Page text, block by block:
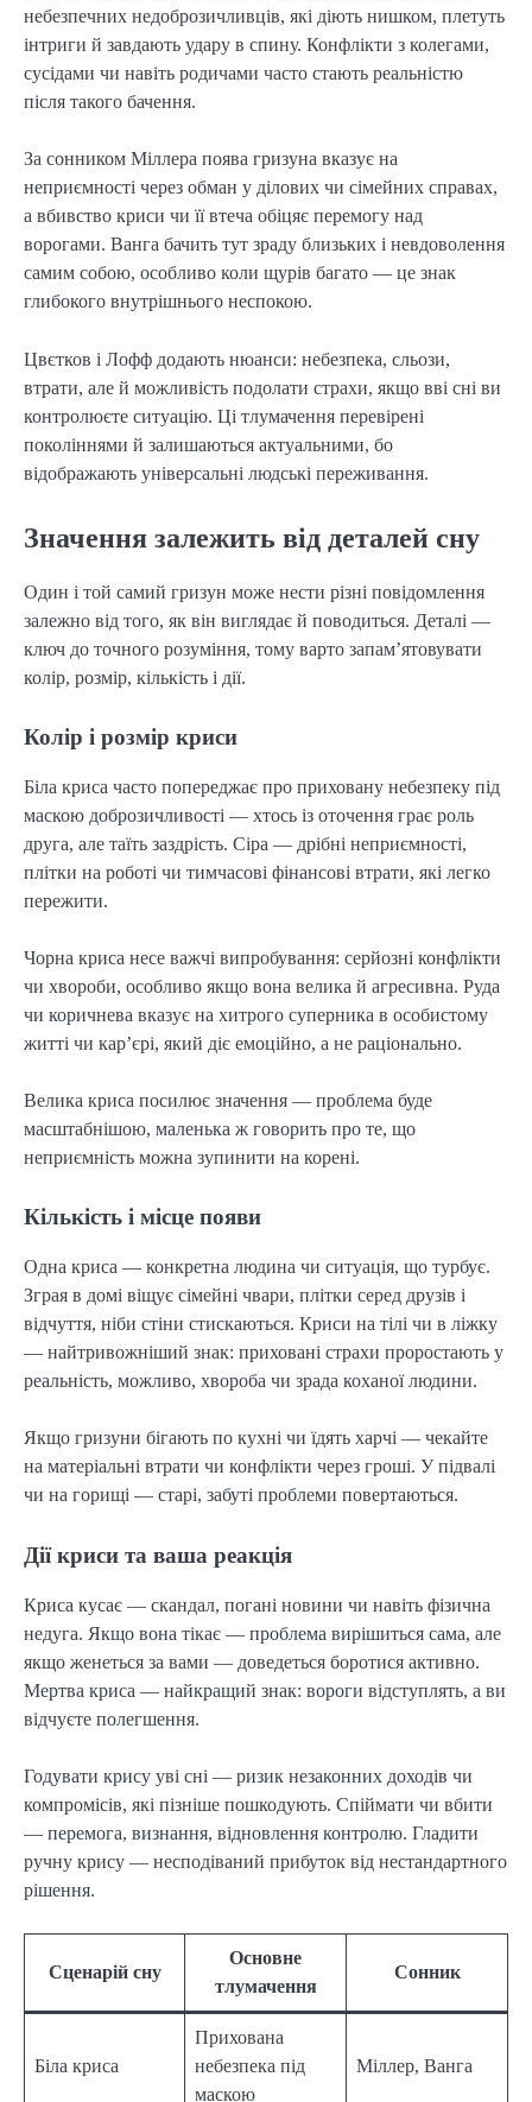
небезпечних недоброзичливців, які діють нишком, плетуть
інтриги й завдають удару в спину. Конфлікти з колегами,
сусідами чи навіть родичами часто стають реальністю
після такого бачення.
За сонником Міллера поява гризуна вказує на
неприємності через обман у ділових чи сімейних справах,
а вбивство криси чи її втеча обіцяє перемогу над
ворогами. Ванга бачить тут зраду близьких і невдоволення
самим собою, особливо коли щурів багато — це знак
глибокого внутрішнього неспокою.
Цвєтков і Лофф додають нюанси: небезпека, сльози,
втрати, але й можливість подолати страхи, якщо вві сні ви
контролюєте ситуацію. Ці тлумачення перевірені
поколіннями й залишаються актуальними, бо
відображають універсальні людські переживання.
Значення залежить від деталей сну
Один і той самий гризун може нести різні повідомлення
залежно від того, як він виглядає й поводиться. Деталі —
ключ до точного розуміння, тому варто запам’ятовувати
колір, розмір, кількість і дії.
Колір і розмір криси
Біла криса часто попереджає про приховану небезпеку під
маскою доброзичливості — хтось із оточення грає роль
друга, але таїть заздрість. Сіра — дрібні неприємності,
плітки на роботі чи тимчасові фінансові втрати, які легко
пережити.
Чорна криса несе важчі випробування: серйозні конфлікти
чи хвороби, особливо якщо вона велика й агресивна. Руда
чи коричнева вказує на хитрого суперника в особистому
житті чи кар’єрі, який діє емоційно, а не раціонально.
Велика криса посилює значення — проблема буде
масштабнішою, маленька ж говорить про те, що
неприємність можна зупинити на корені.
Кількість і місце появи
Одна криса — конкретна людина чи ситуація, що турбує.
Зграя в домі віщує сімейні чвари, плітки серед друзів і
відчуття, ніби стіни стискаються. Криси на тілі чи в ліжку
— найтривожніший знак: приховані страхи проростають у
реальність, можливо, хвороба чи зрада коханої людини.
Якщо гризуни бігають по кухні чи їдять харчі — чекайте
на матеріальні втрати чи конфлікти через гроші. У підвалі
чи на горищі — старі, забуті проблеми повертаються.
Дії криси та ваша реакція
Криса кусає — скандал, погані новини чи навіть фізична
недуга. Якщо вона тікає — проблема вирішиться сама, але
якщо женеться за вами — доведеться боротися активно.
Мертва криса — найкращий знак: вороги відступлять, а ви
відчуєте полегшення.
Годувати крису уві сні — ризик незаконних доходів чи
компромісів, які пізніше пошкодують. Спіймати чи вбити
— перемога, визнання, відновлення контролю. Гладити
ручну крису — несподіваний прибуток від нестандартного
рішення.
Сценарій сну
Основне
тлумачення
Сонник
Біла криса
Прихована
небезпека під
маскою
Міллер, Ванга